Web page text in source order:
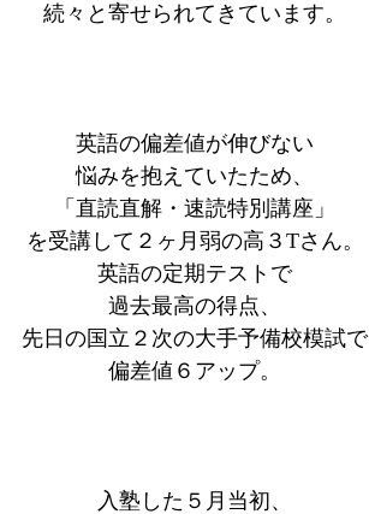
続々と寄せられてきています。
英語の偏差値が伸びない
悩みを抱えていたため、
「直読直解・速読特別講座」
を受講して２ヶ月弱の高３Tさん。
英語の定期テストで
過去最高の得点、
先日の国立２次の大手予備校模試で
偏差値６アップ。
入塾した５月当初、